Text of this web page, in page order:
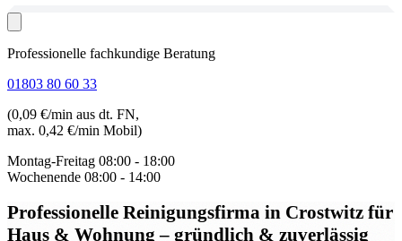
Professionelle fachkundige Beratung
01803 80 60 33
(0,09 €/min aus dt. FN,
max. 0,42 €/min Mobil)
Montag-Freitag 08:00 - 18:00
Wochenende 08:00 - 14:00
Professionelle Reinigungsfirma in Crostwitz für
Haus & Wohnung – gründlich & zuverlässig